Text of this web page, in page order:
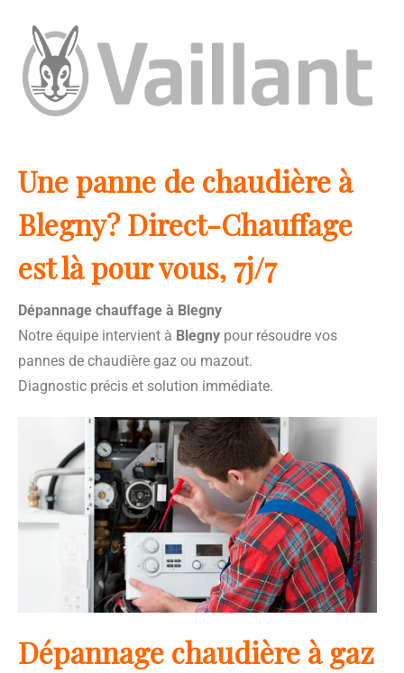
Une panne de chaudière à
Blegny? Direct-Chauffage
est là pour vous, 7j/7
Dépannage chauffage à Blegny
Notre équipe intervient à Blegny pour résoudre vos
pannes de chaudière gaz ou mazout.
Diagnostic précis et solution immédiate.
Dépannage chaudière à gaz